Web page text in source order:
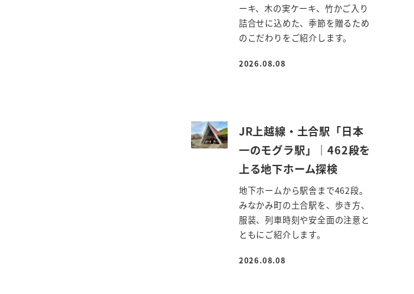
ーキ、木の実ケーキ、竹かご入り
詰合せに込めた、季節を贈るため
のこだわりをご紹介します。
投稿日
2026.08.08
JR上越線・土合駅「日本
一のモグラ駅」｜462段を
上る地下ホーム探検
地下ホームから駅舎まで462段。
みなかみ町の土合駅を、歩き方、
服装、列車時刻や安全面の注意と
ともにご紹介します。
投稿日
2026.08.08